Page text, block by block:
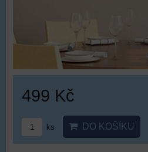
499 Kč
ks DO KOŠÍKU